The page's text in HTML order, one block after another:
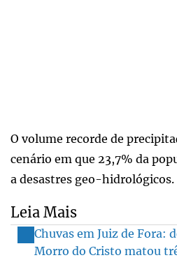
O volume recorde de
cenário em que 23,7% da
a desastres geo-hidrológicos.
Leia Mais
Chuvas em Juiz de Fora:
Morro do Cristo matou